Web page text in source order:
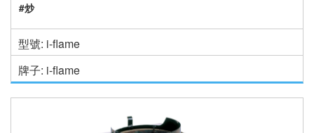
#炒
型號: i-flame
牌子: i-flame